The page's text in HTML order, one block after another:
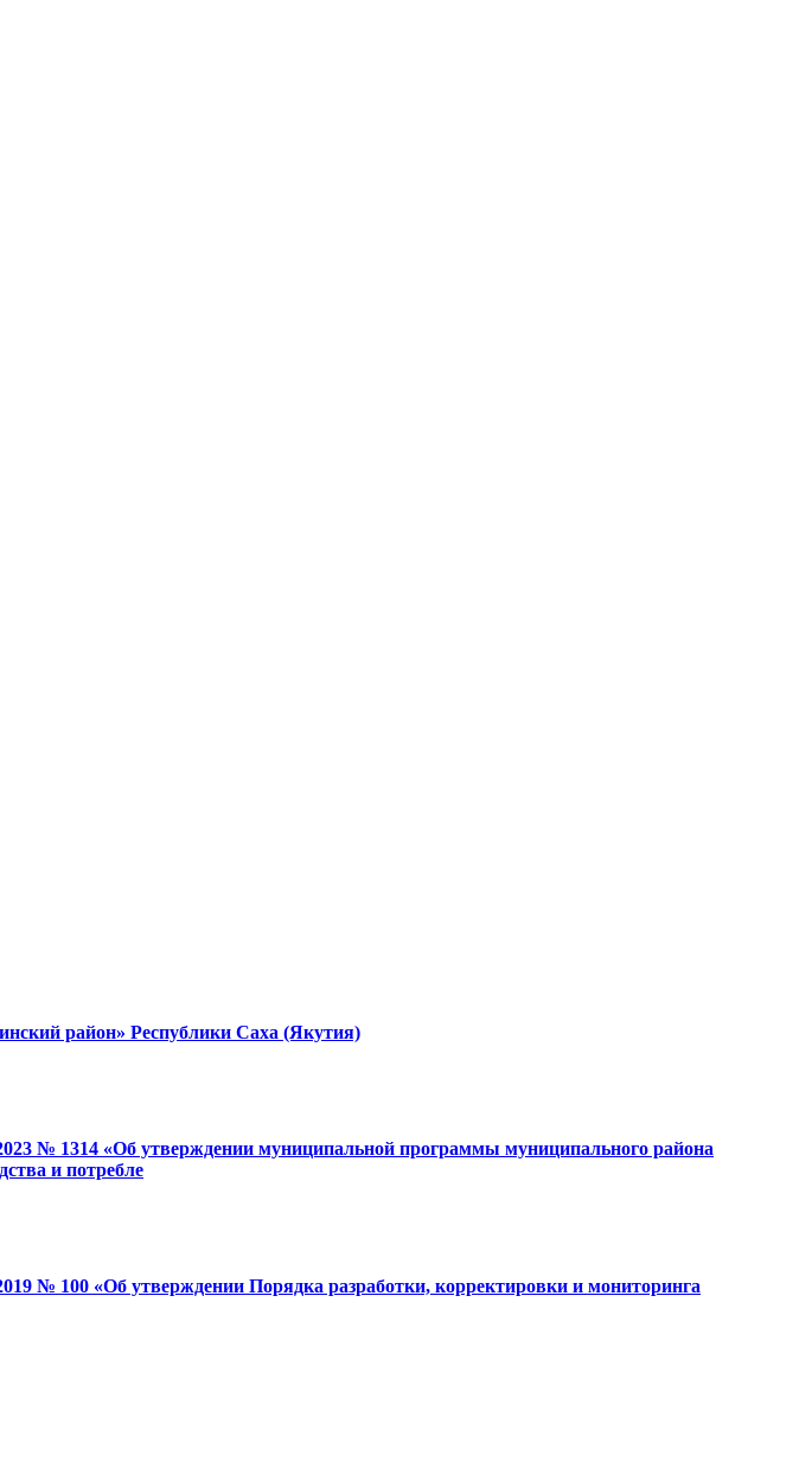
район» Республики Саха (Якутия)
№ 1314 «Об утверждении муниципальной программы муниципального района
и потребле
№ 100 «Об утверждении Порядка разработки, корректировки и мониторинга